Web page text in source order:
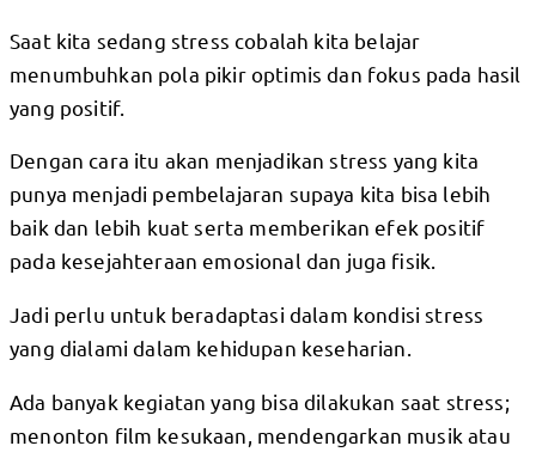
Saat kita sedang stress cobalah kita belajar
menumbuhkan pola pikir optimis dan fokus pada hasil
yang positif.
Dengan cara itu akan menjadikan stress yang kita
punya menjadi pembelajaran supaya kita bisa lebih
baik dan lebih kuat serta memberikan efek positif
pada kesejahteraan emosional dan juga fisik.
Jadi perlu untuk beradaptasi dalam kondisi stress
yang dialami dalam kehidupan keseharian.
Ada banyak kegiatan yang bisa dilakukan saat stress;
menonton film kesukaan, mendengarkan musik atau